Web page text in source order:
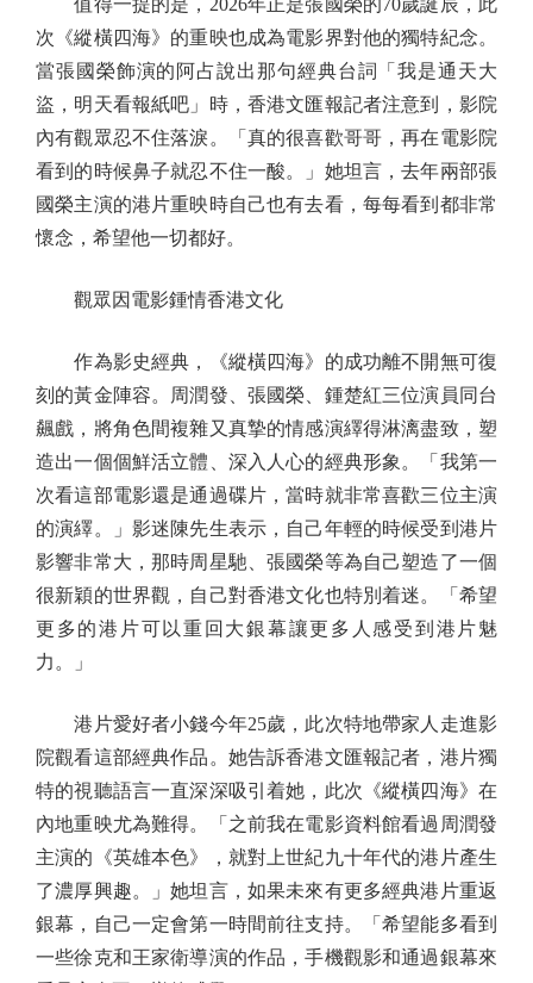
次《縱橫四海》的重映也成為電影界對他的獨特紀念。
當張國榮飾演的阿占說出那句經典台詞「我是通天大
盜，明天看報紙吧」時，香港文匯報記者注意到，影院
內有觀眾忍不住落淚。「真的很喜歡哥哥，再在電影院
看到的時候鼻子就忍不住一酸。」她坦言，去年兩部張
國榮主演的港片重映時自己也有去看，每每看到都非常
懷念，希望他一切都好。
觀眾因電影鍾情香港文化
作為影史經典，《縱橫四海》的成功離不開無可復
刻的黃金陣容。周潤發、張國榮、鍾楚紅三位演員同台
飆戲，將角色間複雜又真摯的情感演繹得淋漓盡致，塑
造出一個個鮮活立體、深入人心的經典形象。「我第一
次看這部電影還是通過碟片，當時就非常喜歡三位主演
的演繹。」影迷陳先生表示，自己年輕的時候受到港片
影響非常大，那時周星馳、張國榮等為自己塑造了一個
很新穎的世界觀，自己對香港文化也特別着迷。「希望
更多的港片可以重回大銀幕讓更多人感受到港片魅
力。」
港片愛好者小錢今年25歲，此次特地帶家人走進影
院觀看這部經典作品。她告訴香港文匯報記者，港片獨
特的視聽語言一直深深吸引着她，此次《縱橫四海》在
內地重映尤為難得。「之前我在電影資料館看過周潤發
主演的《英雄本色》，就對上世紀九十年代的港片產生
了濃厚興趣。」她坦言，如果未來有更多經典港片重返
銀幕，自己一定會第一時間前往支持。「希望能多看到
一些徐克和王家衛導演的作品，手機觀影和通過銀幕來